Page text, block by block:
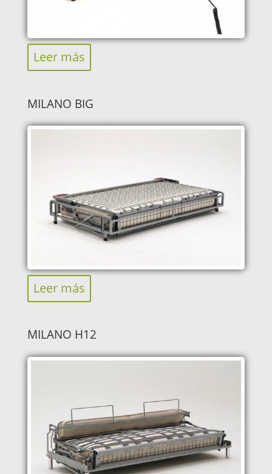
Leer más
MILANO BIG
Leer más
MILANO H12